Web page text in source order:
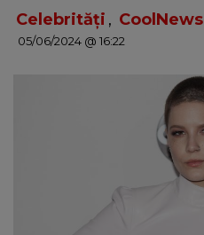
DANCEFLOOR CHART
Celebrități , CoolNews
05/06/2024 @ 16:22